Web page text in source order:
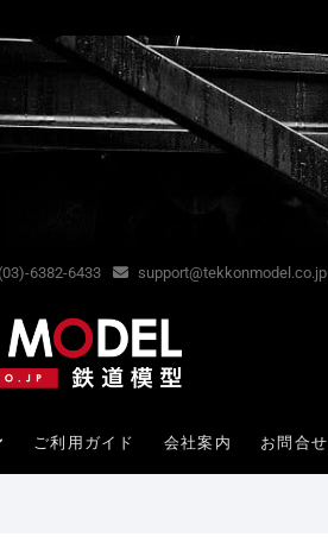
(03)-6382-6433 support@tekkonmodel.co.jp
ご利用ガイド 会社案内 お問合せ